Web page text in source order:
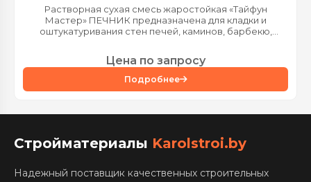
Растворная сухая смесь жаростойкая «Тайфун
Мастер» ПЕЧНИК предназначена для кладки и
оштукатуривания стен печей, каминов, барбекю,
Подробнее
Цена по запросу
Стройматериалы Karolstroi.by
Надежный поставщик качественных строительных